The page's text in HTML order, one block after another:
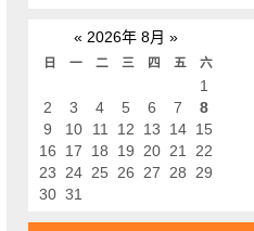
« 2026年 8月 »
日 一 二 三 四 五 六
1
2
3 4 5 6 7
8
9
10 11 12 13 14 15
16
17 18 19 20 21
22
23
24 25 26 27 28
29
30 31